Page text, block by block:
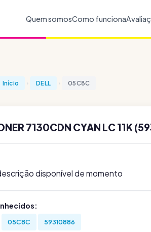
Quem somosComo funciona
Início DELL 05C8C
7130CDN CYAN LC 11K
disponível de momento
05C8C 59310886